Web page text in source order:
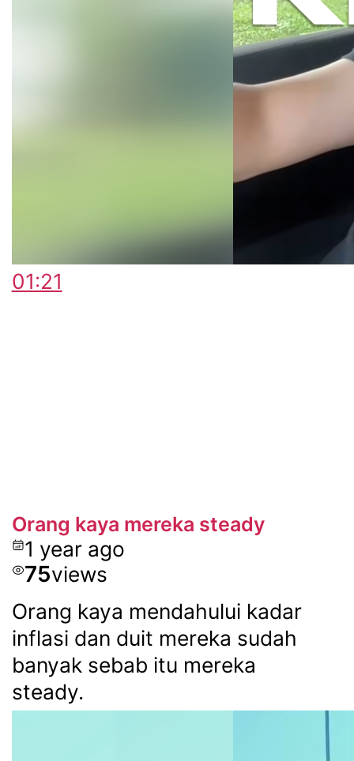
01:21
Orang kaya mereka steady
1 year ago
75views
Orang kaya mendahului kadar
inflasi dan duit mereka sudah
banyak sebab itu mereka
steady.